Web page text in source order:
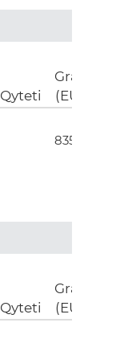
Qyteti
Grant
(EUR)
835.00
Qyteti
Grant
(EUR)